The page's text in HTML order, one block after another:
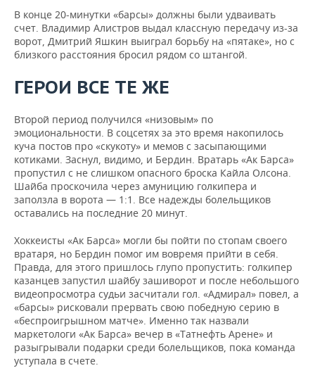
В конце 20-минутки «барсы» должны были удваивать
счет. Владимир Алистров выдал классную передачу из-за
ворот, Дмитрий Яшкин выиграл борьбу на «пятаке», но с
близкого расстояния бросил рядом со штангой.
ГЕРОИ ВСЕ ТЕ ЖЕ
Второй период получился «низовым» по
эмоциональности. В соцсетях за это время накопилось
куча постов про «скукоту» и мемов с засыпающими
котиками. Заснул, видимо, и Бердин. Вратарь «Ак Барса»
пропустил с не слишком опасного броска Кайла Олсона.
Шайба проскочила через амуницию голкипера и
заползла в ворота — 1:1. Все надежды болельщиков
оставались на последние 20 минут.
Хоккеисты «Ак Барса» могли бы пойти по стопам своего
вратаря, но Бердин помог им вовремя прийти в себя.
Правда, для этого пришлось глупо пропустить: голкипер
казанцев запустил шайбу зашиворот и после небольшого
видеопросмотра судьи засчитали гол. «Адмирал» повел, а
«барсы» рисковали прервать свою победную серию в
«беспроигрышном матче». Именно так назвали
маркетологи «Ак Барса» вечер в «Татнефть Арене» и
разыгрывали подарки среди болельщиков, пока команда
уступала в счете.